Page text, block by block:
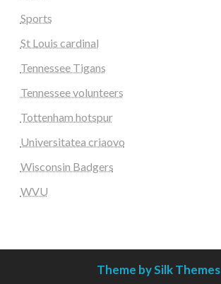
Sports
St Louis cardinal
Tennessee Tigans
Tennessee volunteers
Tottenham hotspur
Universitatea criaovo
Wisconsin Badgers
WVU
Theme by Silk Themes